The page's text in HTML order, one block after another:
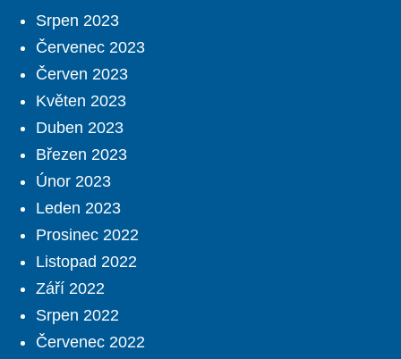
Srpen 2023
Červenec 2023
Červen 2023
Květen 2023
Duben 2023
Březen 2023
Únor 2023
Leden 2023
Prosinec 2022
Listopad 2022
Září 2022
Srpen 2022
Červenec 2022